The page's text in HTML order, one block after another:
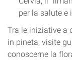
per la salute e
Tra le iniziative a
in pineta, visite
conoscerne la